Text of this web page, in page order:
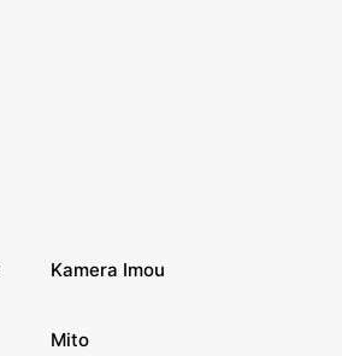
Kamera Imou
Mito